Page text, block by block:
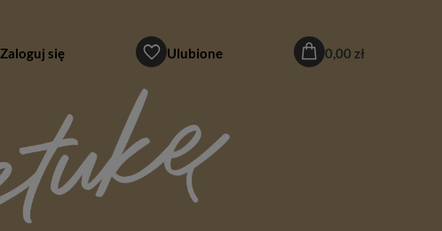
Zaloguj się Ulubione 0,00 zł